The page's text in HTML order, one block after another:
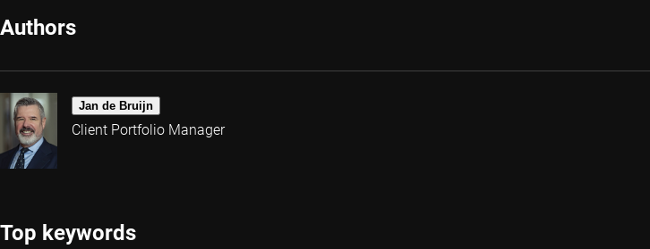
Authors
Jan de Bruijn
Client Portfolio Manager
Top keywords